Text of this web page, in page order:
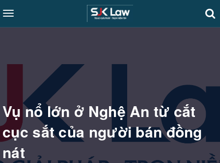
Toggle
navigation
Vụ nổ lớn ở Nghệ An từ cắt
cục sắt của người bán đồng
nát